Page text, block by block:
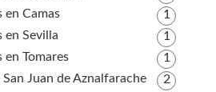
en Camas
1
en Sevilla
1
en Tomares
1
Juan de Aznalfarache
2